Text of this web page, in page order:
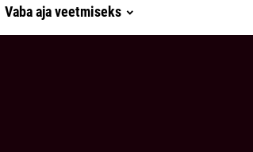
Vaba aja veetmiseks